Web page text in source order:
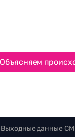
Объясняем
Выходные данные